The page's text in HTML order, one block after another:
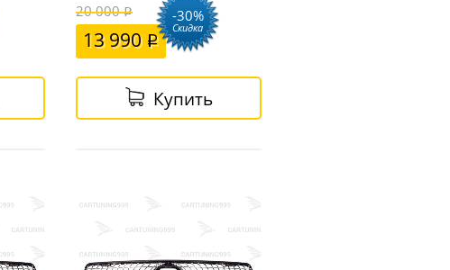
20 000
13 990
-30%
Скидка
Купить